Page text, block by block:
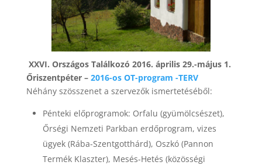
XXVI. Országos Találkozó 2016. április 29.-május 1.
Őriszentpéter – 2016-os OT-program -TERV
Néhány szösszenet a szervezők ismertetéséből:
Pénteki előprogramok: Orfalu (gyümölcsészet),
Őrségi Nemzeti Parkban erdőprogram, vizes
ügyek (Rába-Szentgotthárd), Oszkó (Pannon
Termék Klaszter), Mesés-Hetés (közösségi